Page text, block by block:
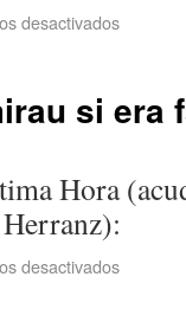
desactivados
si era
Hora
desactivados